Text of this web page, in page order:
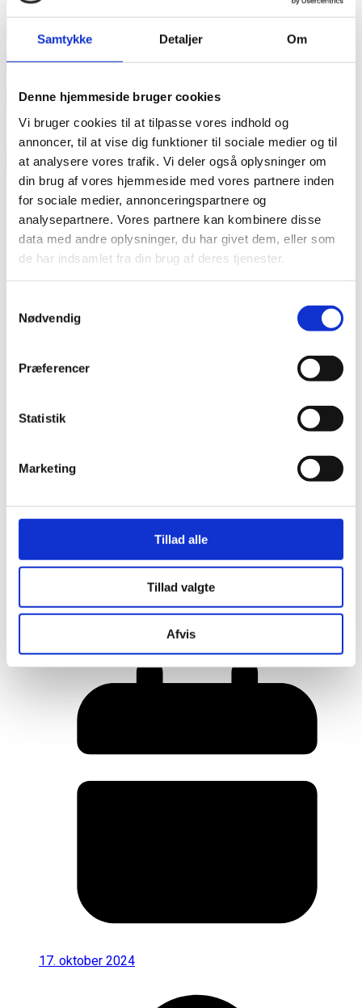
Samtykke Detaljer Om
Denne hjemmeside bruger cookies
Vi bruger cookies til at tilpasse vores indhold og
annoncer, til at vise dig funktioner til sociale medier og til
at analysere vores trafik. Vi deler også oplysninger om
din brug af vores hjemmeside med vores partnere inden
for sociale medier, annonceringspartnere og
analysepartnere. Vores partnere kan kombinere disse
data med andre oplysninger, du har givet dem, eller som
de har indsamlet fra din brug af deres tjenester.
Nødvendig
Præferencer
Statistik
Marketing
Tillad alle
Tillad valgte
Afvis
annonce
Like us
RAINBOW BUSINESS DENMARK
Her er alle vinderne fra årets Danish
Rainbow Awards
17. oktober 2024